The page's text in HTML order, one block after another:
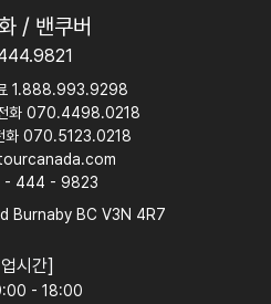
/ 밴쿠버
1.888.993.9298
전화 070.4498.0218
화 070.5123.0218
- 444 - 9823
Burnaby BC V3N 4R7
시간]
- 18:00